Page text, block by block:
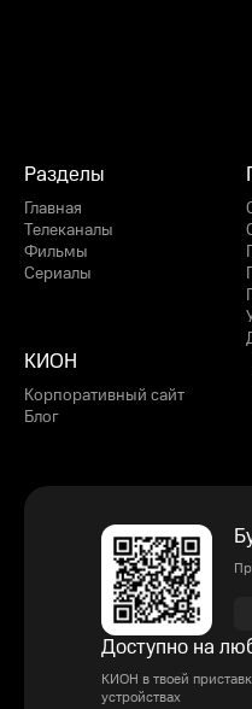
Разделы
Главная
Телеканалы
Фильмы
Сериалы
КИОН
Корпоративный сайт
Блог
Доступно на
КИОН в твоей
устройствах